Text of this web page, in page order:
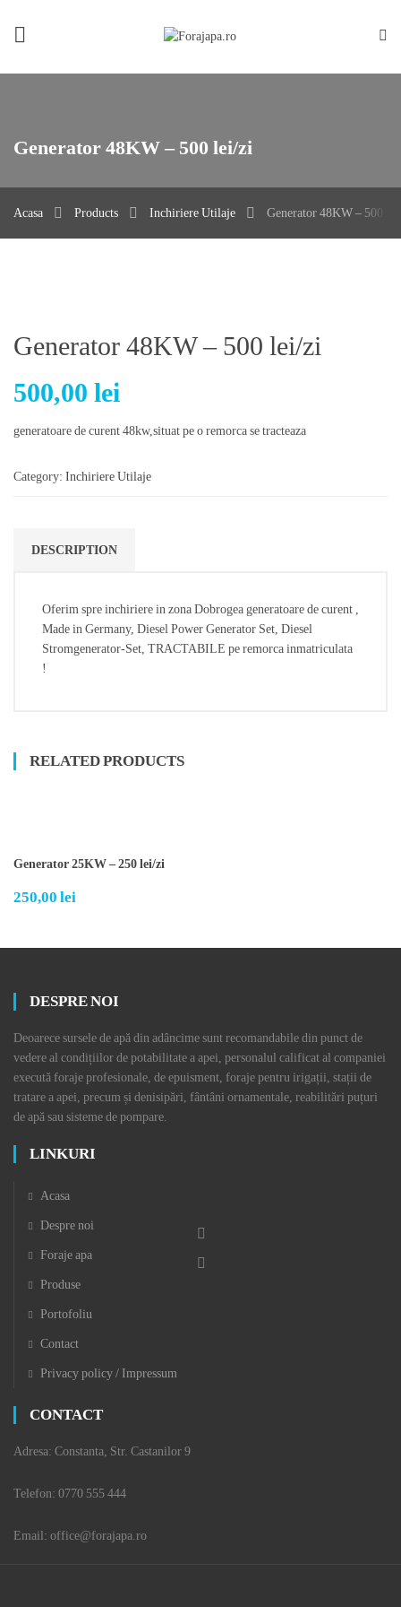
Produse
Generator 48KW – 500 lei/zi
Acasa Products Inchiriere Utilaje Generator 48KW – 500
Generator 48KW – 500 lei/zi
500,00 lei
generatoare de curent 48kw,situat pe o remorca se tracteaza
Category: Inchiriere Utilaje
DESCRIPTION
Oferim spre inchiriere in zona Dobrogea generatoare de curent ,
Made in Germany, Diesel Power Generator Set, Diesel
Stromgenerator-Set, TRACTABILE pe remorca inmatriculata
!
RELATED PRODUCTS
Generator 25KW – 250 lei/zi
250,00 lei
DESPRE NOI
Deoarece sursele de apă din adâncime sunt recomandabile din punct de
vedere al condițiilor de potabilitate a apei, personalul calificat al companiei
execută foraje profesionale, de epuisment, foraje pentru irigații, stații de
tratare a apei, precum și denisipări, fântâni ornamentale, reabilitări puțuri
de apă sau sisteme de pompare.
LINKURI
Acasa
Despre noi
Foraje apa
Produse
Portofoliu
Contact
Privacy policy / Impressum
CONTACT
Adresa: Constanta, Str. Castanilor 9
Telefon: 0770 555 444
Email: office@forajapa.ro